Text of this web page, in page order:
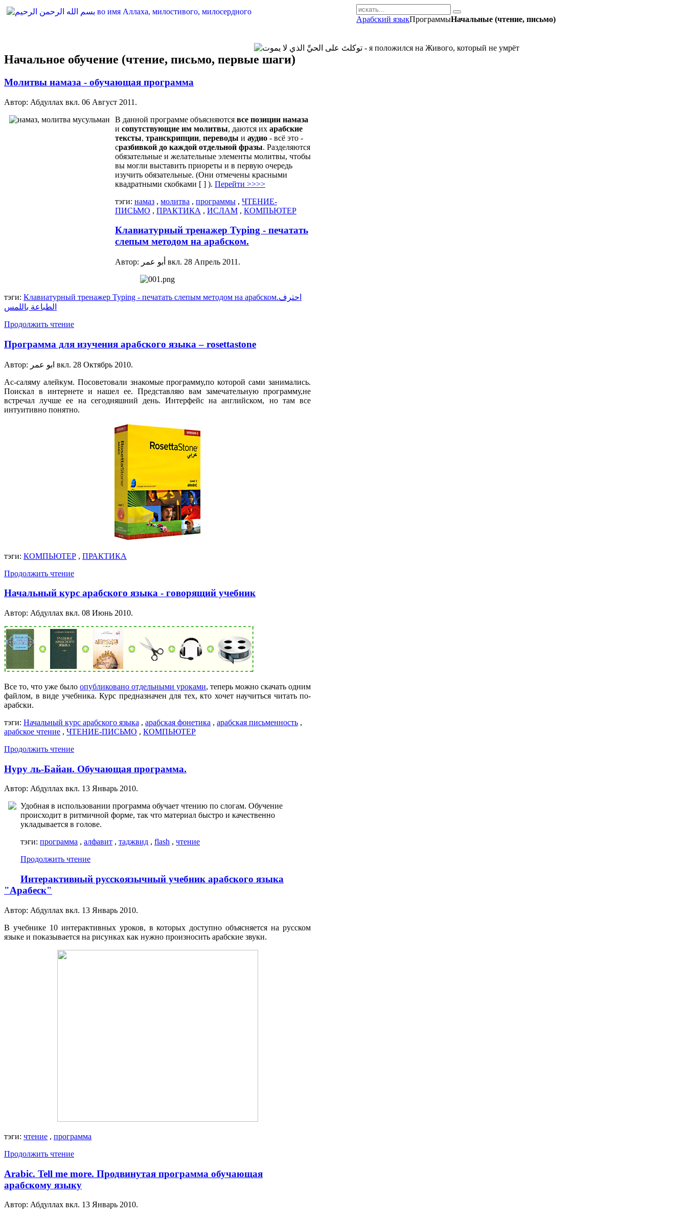
Арабский языкПрограммыНачальные (чтение, письмо)
Начальное обучение (чтение, письмо, первые шаги)
Молитвы намаза - обучающая программа
Автор: Абдуллах вкл. 06 Август 2011 .
В данной программе объясняются все позиции намаза
и сопутствующие им молитвы, даются их арабские
тексты, транскрипции, переводы и аудио - всё это -
сразбивкой до каждой отдельной фразы. Разделяются
обязательные и желательные элементы молитвы, чтобы
вы могли выставить приореты и в первую очередь
изучить обязательные. (Они отмечены красными
квадратными скобками [ ] ). Перейти >>>>
тэги: намаз , молитва , программы , ЧТЕНИЕ-
ПИСЬМО , ПРАКТИКА , ИСЛАМ , КОМПЬЮТЕР
Клавиатурный тренажер Typing - печатать
слепым методом на арабском.
Автор: أبو عمر вкл. 28 Апрель 2011 .
тэги: Клавиатурный тренажер Typing - печатать слепым методом на арабском.احترف
الطباعة باللمس
Продолжить чтение
Программа для изучения арабского языка – rosettastone
Автор: ابو عمر вкл. 28 Октябрь 2010.
Ас-саляму алейкум. Посоветовали знакомые программу,по которой сами занимались.
Поискал в интернете и нашел ее. Представляю вам замечательную программу,не
встречал лучше ее на сегодняшний день. Интерфейс на английском, но там все
интуитивно понятно.
тэги: КОМПЬЮТЕР , ПРАКТИКА
Продолжить чтение
Начальный курс арабского языка - говорящий учебник
Автор: Абдуллах вкл. 08 Июнь 2010.
Все то, что уже было опубликовано отдельными уроками, теперь можно скачать одним
файлом, в виде учебника. Курс предназначен для тех, кто хочет научиться читать по-
арабски.
тэги: Начальный курс арабского языка , арабская фонетика , арабская письменность ,
арабское чтение , ЧТЕНИЕ-ПИСЬМО , КОМПЬЮТЕР
Продолжить чтение
Нуру ль-Байан. Обучающая программа.
Автор: Абдуллах вкл. 13 Январь 2010.
Удобная в использовании программа обучает чтению по слогам. Обучение
происходит в ритмичной форме, так что материал быстро и качественно
укладывается в голове.
тэги: программа , алфавит , таджвид , flash , чтение
Продолжить чтение
Интерактивный русскоязычный учебник арабского языка
"Арабеск"
Автор: Абдуллах вкл. 13 Январь 2010.
В учебнике 10 интерактивных уроков, в которых доступно объясняется на русском
языке и показывается на рисунках как нужно произносить арабские звуки.
тэги: чтение , программа
Продолжить чтение
Arabic. Tell me more. Продвинутая программа обучающая
арабскому языку
Автор: Абдуллах вкл. 13 Январь 2010.